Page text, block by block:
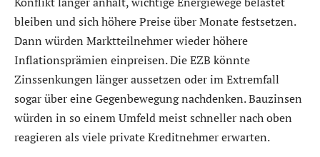
bleiben und sich höhere Preise über Monate festsetzen.
Dann würden Marktteilnehmer wieder höhere
Inflationsprämien einpreisen. Die EZB könnte
Zinssenkungen länger aussetzen oder im Extremfall
sogar über eine Gegenbewegung nachdenken. Bauzinsen
würden in so einem Umfeld meist schneller nach oben
reagieren als viele private Kreditnehmer erwarten.